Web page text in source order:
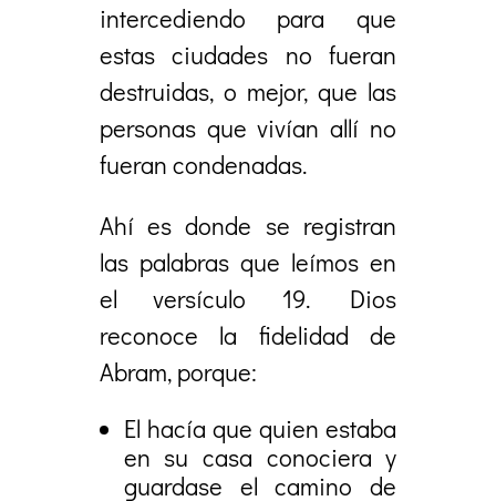
intercediendo para que
estas ciudades no fueran
destruidas, o mejor, que las
personas que vivían allí no
fueran condenadas.
Ahí es donde se registran
las palabras que leímos en
el versículo 19. Dios
reconoce la fidelidad de
Abram, porque:
El hacía que quien estaba
en su casa conociera y
guardase el camino de